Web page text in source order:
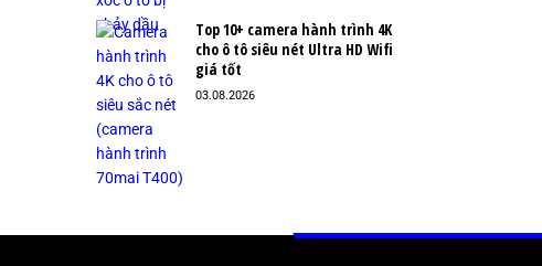
Top 10+ camera hành trình 4K
cho ô tô siêu nét Ultra HD Wifi
giá tốt
03.08.2026